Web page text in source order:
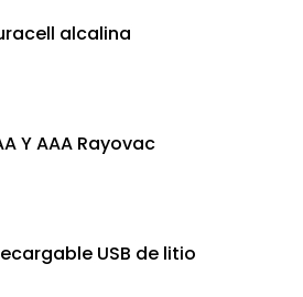
alcalina
Y AAA Rayovac
USB de litio